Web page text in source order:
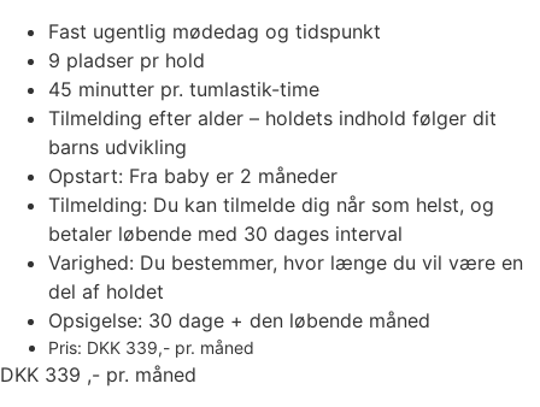
Fast ugentlig mødedag og tidspunkt
9 pladser pr hold
45 minutter pr. tumlastik-time
Tilmelding efter alder – holdets indhold følger dit
barns udvikling
Opstart: Fra baby er 2 måneder
Tilmelding: Du kan tilmelde dig når som helst, og
betaler løbende med 30 dages interval
Varighed: Du bestemmer, hvor længe du vil være en
del af holdet
Opsigelse: 30 dage + den løbende måned
Pris: DKK 339,- pr. måned
DKK 339 ,- pr. måned